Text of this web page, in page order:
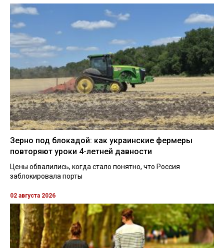
Зерно под блокадой: как украинские фермеры
повторяют уроки 4-летней давности
Цены обвалились, когда стало понятно, что Россия
заблокировала порты
02 августа 2026